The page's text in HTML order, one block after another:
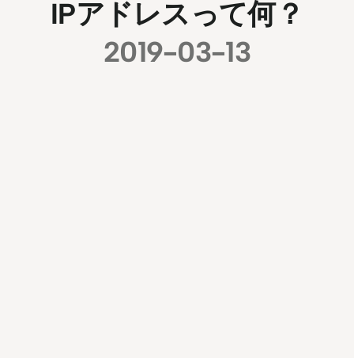
IPアドレスって何？
2019-03-13